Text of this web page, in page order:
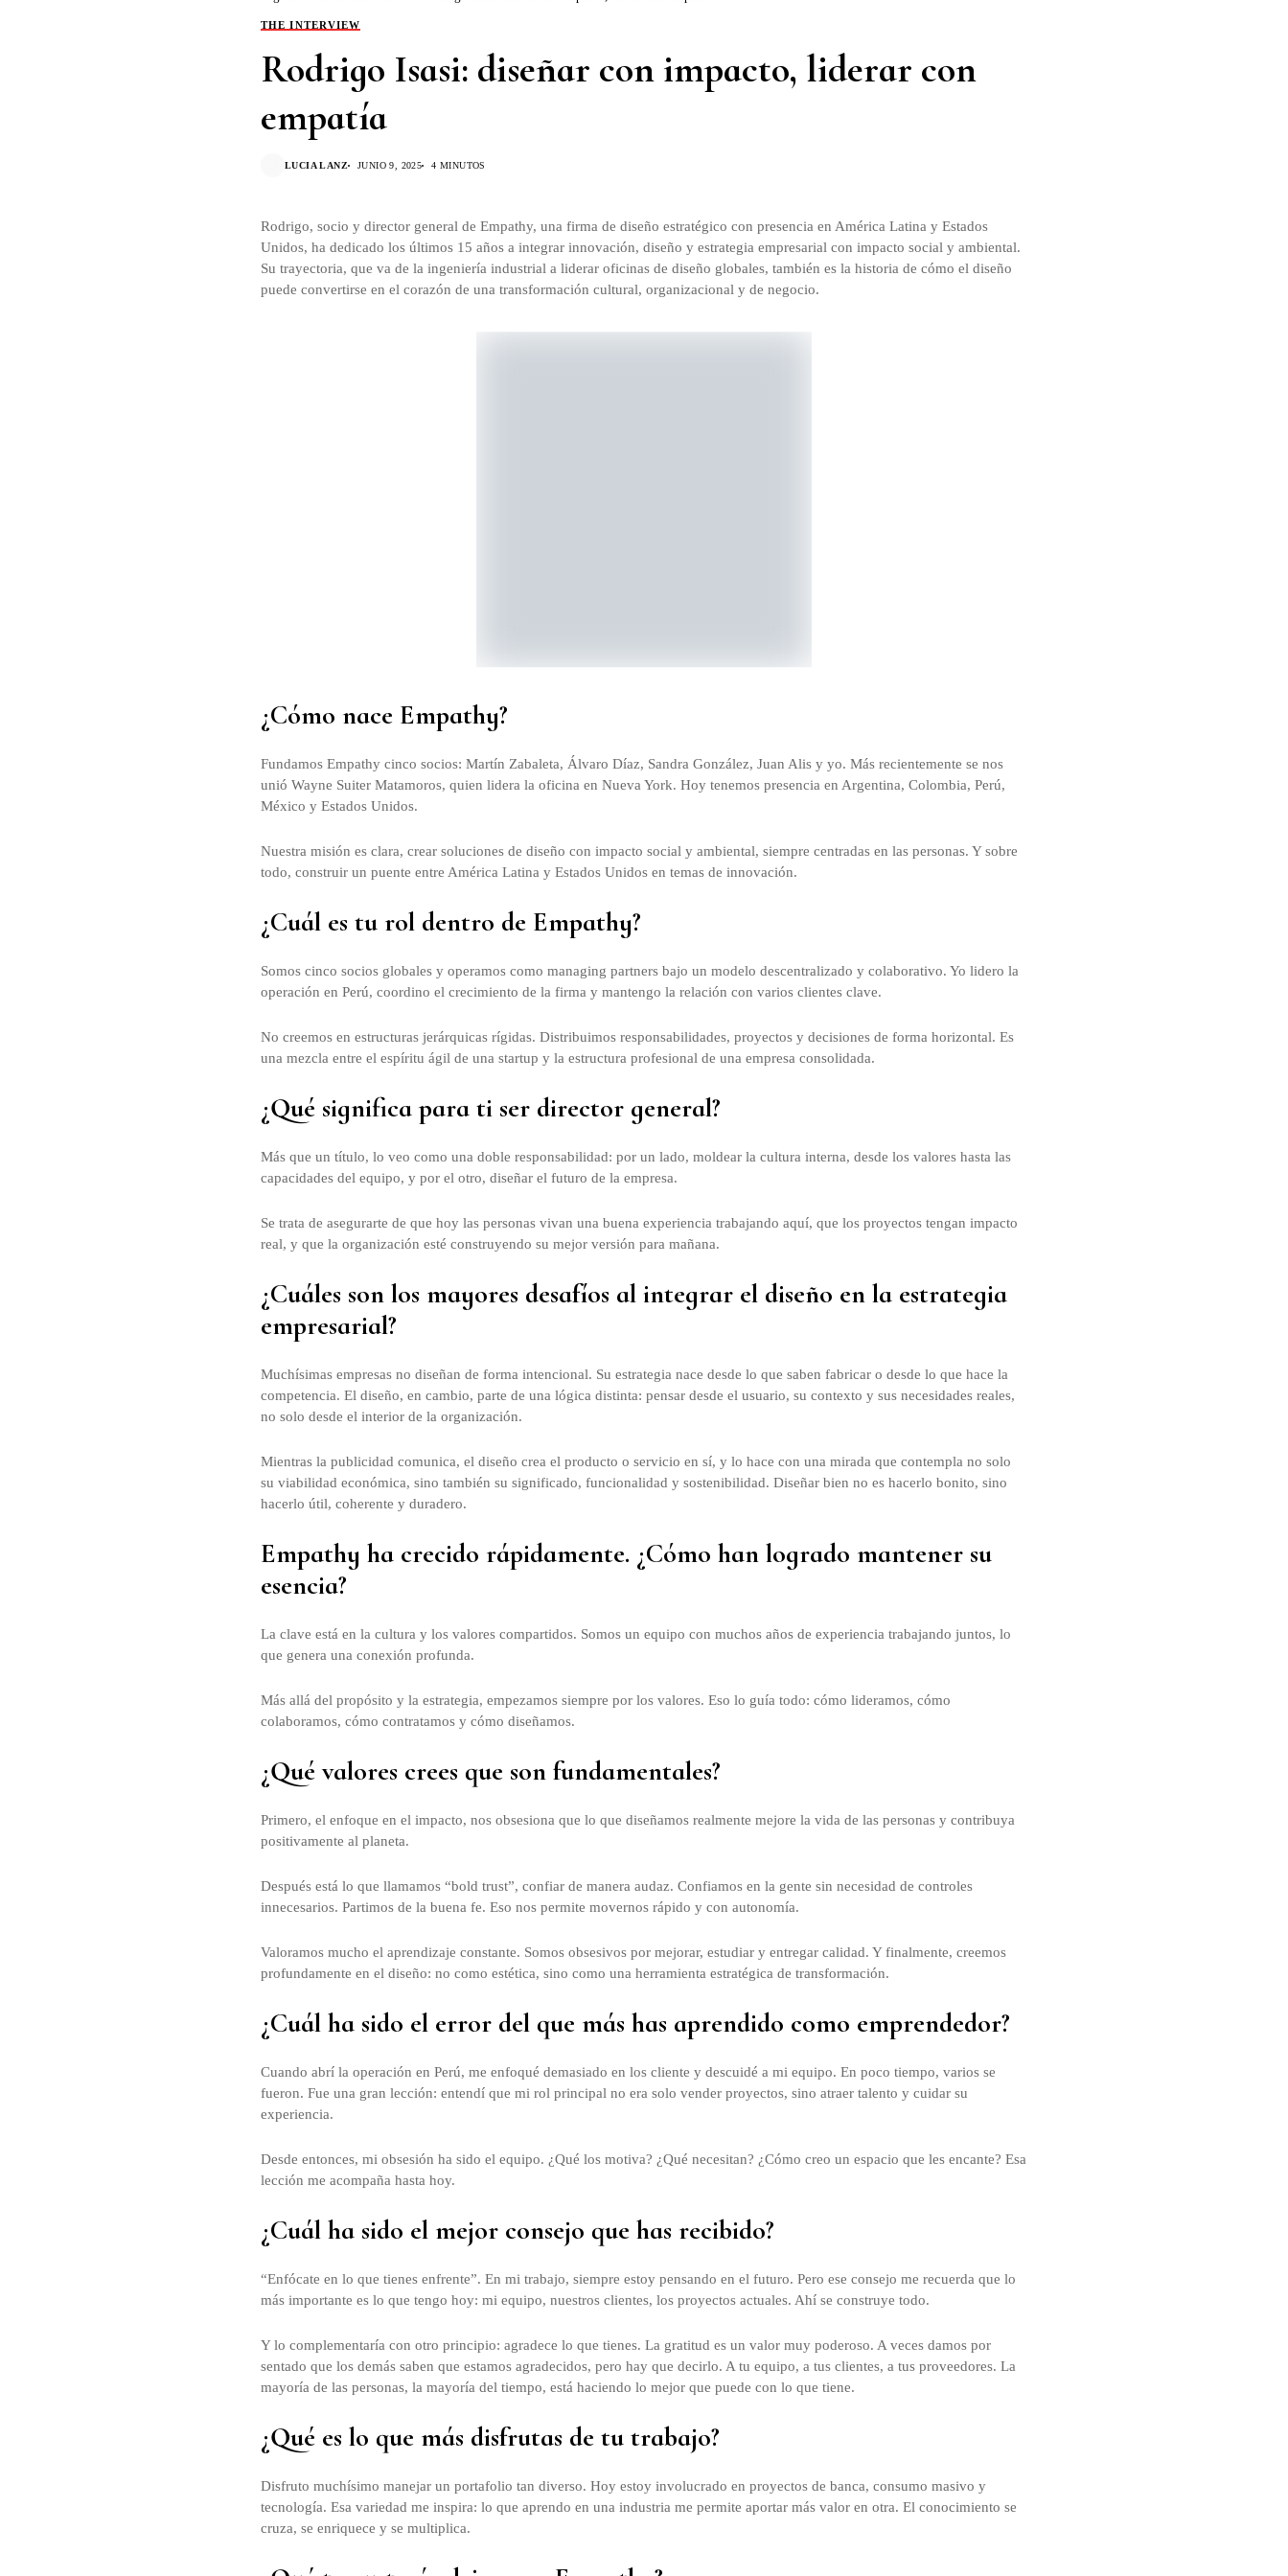
THE INTERVIEW
Rodrigo Isasi: diseñar con impacto, liderar con
empatía
LUCIA LANZ JUNIO 9, 2025 4 MINUTOS
Rodrigo, socio y director general de Empathy, una firma de diseño estratégico con presencia en América Latina y Estados
Unidos, ha dedicado los últimos 15 años a integrar innovación, diseño y estrategia empresarial con impacto social y ambiental.
Su trayectoria, que va de la ingeniería industrial a liderar oficinas de diseño globales, también es la historia de cómo el diseño
puede convertirse en el corazón de una transformación cultural, organizacional y de negocio.
¿Cómo nace Empathy?
Fundamos Empathy cinco socios: Martín Zabaleta, Álvaro Díaz, Sandra González, Juan Alis y yo. Más recientemente se nos
unió Wayne Suiter Matamoros, quien lidera la oficina en Nueva York. Hoy tenemos presencia en Argentina, Colombia, Perú,
México y Estados Unidos.
Nuestra misión es clara, crear soluciones de diseño con impacto social y ambiental, siempre centradas en las personas. Y sobre
todo, construir un puente entre América Latina y Estados Unidos en temas de innovación.
¿Cuál es tu rol dentro de Empathy?
Somos cinco socios globales y operamos como managing partners bajo un modelo descentralizado y colaborativo. Yo lidero la
operación en Perú, coordino el crecimiento de la firma y mantengo la relación con varios clientes clave.
No creemos en estructuras jerárquicas rígidas. Distribuimos responsabilidades, proyectos y decisiones de forma horizontal. Es
una mezcla entre el espíritu ágil de una startup y la estructura profesional de una empresa consolidada.
¿Qué significa para ti ser director general?
Más que un título, lo veo como una doble responsabilidad: por un lado, moldear la cultura interna, desde los valores hasta las
capacidades del equipo, y por el otro, diseñar el futuro de la empresa.
Se trata de asegurarte de que hoy las personas vivan una buena experiencia trabajando aquí, que los proyectos tengan impacto
real, y que la organización esté construyendo su mejor versión para mañana.
¿Cuáles son los mayores desafíos al integrar el diseño en la estrategia
empresarial?
Muchísimas empresas no diseñan de forma intencional. Su estrategia nace desde lo que saben fabricar o desde lo que hace la
competencia. El diseño, en cambio, parte de una lógica distinta: pensar desde el usuario, su contexto y sus necesidades reales,
no solo desde el interior de la organización.
Mientras la publicidad comunica, el diseño crea el producto o servicio en sí, y lo hace con una mirada que contempla no solo
su viabilidad económica, sino también su significado, funcionalidad y sostenibilidad. Diseñar bien no es hacerlo bonito, sino
hacerlo útil, coherente y duradero.
Empathy ha crecido rápidamente. ¿Cómo han logrado mantener su
esencia?
La clave está en la cultura y los valores compartidos. Somos un equipo con muchos años de experiencia trabajando juntos, lo
que genera una conexión profunda.
Más allá del propósito y la estrategia, empezamos siempre por los valores. Eso lo guía todo: cómo lideramos, cómo
colaboramos, cómo contratamos y cómo diseñamos.
¿Qué valores crees que son fundamentales?
Primero, el enfoque en el impacto, nos obsesiona que lo que diseñamos realmente mejore la vida de las personas y contribuya
positivamente al planeta.
Después está lo que llamamos “bold trust”, confiar de manera audaz. Confiamos en la gente sin necesidad de controles
innecesarios. Partimos de la buena fe. Eso nos permite movernos rápido y con autonomía.
Valoramos mucho el aprendizaje constante. Somos obsesivos por mejorar, estudiar y entregar calidad. Y finalmente, creemos
profundamente en el diseño: no como estética, sino como una herramienta estratégica de transformación.
¿Cuál ha sido el error del que más has aprendido como emprendedor?
Cuando abrí la operación en Perú, me enfoqué demasiado en los cliente y descuidé a mi equipo. En poco tiempo, varios se
fueron. Fue una gran lección: entendí que mi rol principal no era solo vender proyectos, sino atraer talento y cuidar su
experiencia.
Desde entonces, mi obsesión ha sido el equipo. ¿Qué los motiva? ¿Qué necesitan? ¿Cómo creo un espacio que les encante? Esa
lección me acompaña hasta hoy.
¿Cuál ha sido el mejor consejo que has recibido?
“Enfócate en lo que tienes enfrente”. En mi trabajo, siempre estoy pensando en el futuro. Pero ese consejo me recuerda que lo
más importante es lo que tengo hoy: mi equipo, nuestros clientes, los proyectos actuales. Ahí se construye todo.
Y lo complementaría con otro principio: agradece lo que tienes. La gratitud es un valor muy poderoso. A veces damos por
sentado que los demás saben que estamos agradecidos, pero hay que decirlo. A tu equipo, a tus clientes, a tus proveedores. La
mayoría de las personas, la mayoría del tiempo, está haciendo lo mejor que puede con lo que tiene.
¿Qué es lo que más disfrutas de tu trabajo?
Disfruto muchísimo manejar un portafolio tan diverso. Hoy estoy involucrado en proyectos de banca, consumo masivo y
tecnología. Esa variedad me inspira: lo que aprendo en una industria me permite aportar más valor en otra. El conocimiento se
cruza, se enriquece y se multiplica.